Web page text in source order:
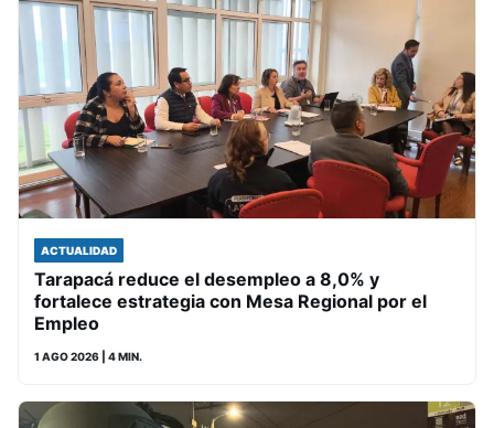
ACTUALIDAD
Tarapacá reduce el desempleo a 8,0% y
fortalece estrategia con Mesa Regional por el
Empleo
1 AGO 2026 | 4 MIN.